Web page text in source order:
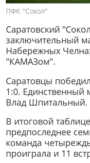
ПФК "Сокол"
Саратовский
заключительный
Набережных
"КАМАЗом".
Саратовцы
1:0. Единственный
Влад Шпитальный.
В итоговой
предпоследнее
команда
проиграла и 11